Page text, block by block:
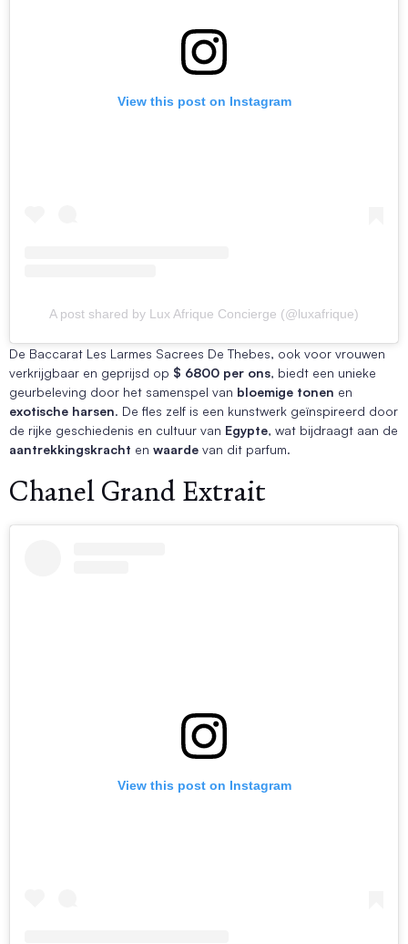
View this post on Instagram
A post shared by Lux Afrique Concierge (@luxafrique)
De Baccarat Les Larmes Sacrees De Thebes, ook voor vrouwen
verkrijgbaar en geprijsd op $ 6800 per ons, biedt een unieke
geurbeleving door het samenspel van bloemige tonen en
exotische harsen. De fles zelf is een kunstwerk geïnspireerd door
de rijke geschiedenis en cultuur van Egypte, wat bijdraagt aan de
aantrekkingskracht en waarde van dit parfum.
Chanel Grand Extrait
View this post on Instagram